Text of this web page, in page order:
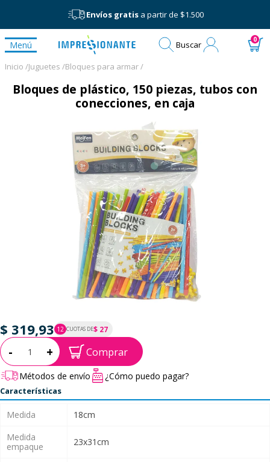
Envíos gratisa partir de $1.500
Menú Buscar 0
Inicio /Juguetes /Bloques para armar /
Bloques de plástico, 150 piezas, tubos con
conecciones, en caja
$ 319,93 12 CUOTAS DE$ 27
P.T.F. $ 320
Cantidad:
- + Comprar
Métodos de envío ¿Cómo puedo pagar?
Características
Medida
18cm
Medida
empaque
23x31cm